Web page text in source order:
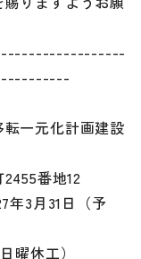
一元化計画建設
番地12
年3月31日（予
曜休工）